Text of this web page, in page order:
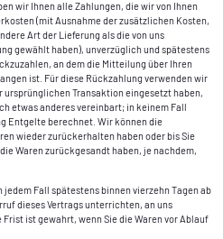
wir Ihnen alle Zahlungen, die wir von Ihnen
(mit Ausnahme der zusätzlichen Kosten,
Art der Lieferung als die von uns
gewählt haben), unverzüglich und spätestens
an dem die Mitteilung über Ihren
ist. Für diese Rückzahlung verwenden wir
Transaktion eingesetzt haben,
etwas anderes vereinbart; in keinem Fall
Entgelte berechnet. Wir können die
wieder zurückerhalten haben oder bis Sie
Waren zurückgesandt haben, je nachdem,
Fall spätestens binnen vierzehn Tagen ab
dieses Vertrags unterrichten, an uns
ist gewahrt, wenn Sie die Waren vor Ablauf